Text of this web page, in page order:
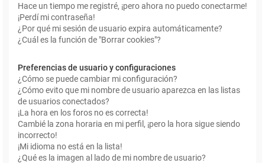
Hace un tiempo me registré, ¡pero ahora no puedo conectarme!
¡Perdí mi contraseña!
¿Por qué mi sesión de usuario expira automáticamente?
¿Cuál es la función de "Borrar cookies"?
Preferencias de usuario y configuraciones
¿Cómo se puede cambiar mi configuración?
¿Cómo evito que mi nombre de usuario aparezca en las listas
de usuarios conectados?
¡La hora en los foros no es correcta!
Cambié la zona horaria en mi perfil, ¡pero la hora sigue siendo
incorrecto!
¡Mi idioma no está en la lista!
¿Qué es la imagen al lado de mi nombre de usuario?